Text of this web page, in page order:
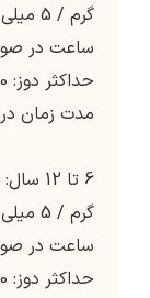
ساعت در
حداکثر دوز: 40 میلی لیتر در روز
مدت زمان درمان:
ساعت در
حداکثر دوز: 20 میلی لیتر در روز